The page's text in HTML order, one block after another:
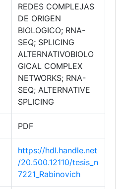
REDES COMPLEJAS
DE ORIGEN
BIOLOGICO; RNA-
SEQ; SPLICING
ALTERNATIVOBIOLO
GICAL COMPLEX
NETWORKS; RNA-
SEQ; ALTERNATIVE
SPLICING
PDF
https://hdl.handle.net
/20.500.12110/tesis_n
7221_Rabinovich